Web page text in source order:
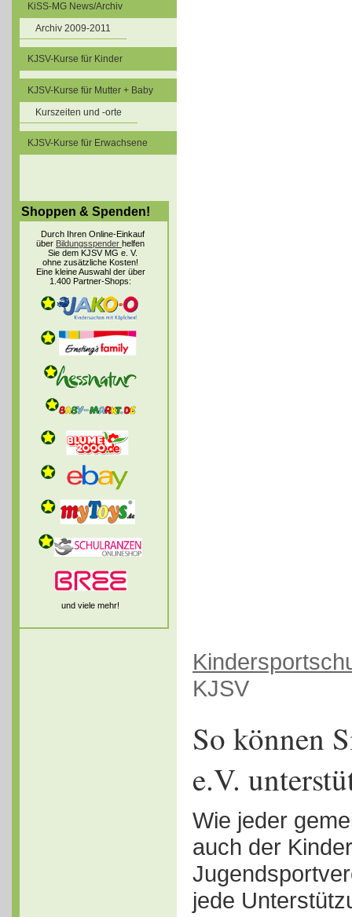
KiSS-MG News/Archiv
Archiv 2009-2011
KJSV-Kurse für Kinder
KJSV-Kurse für Mutter + Baby
Kurszeiten und -orte
KJSV-Kurse für Erwachsene
Shoppen & Spenden!
Durch Ihren Online-Einkauf
über Bildungsspender helfen
Sie dem KJSV MG e. V.
ohne zusätzliche Kosten!
Eine kleine Auswahl der über
1.400 Partner-Shops:
und viele mehr!
KJSV
So können
e.V.
Wie jeder
auch der
jede